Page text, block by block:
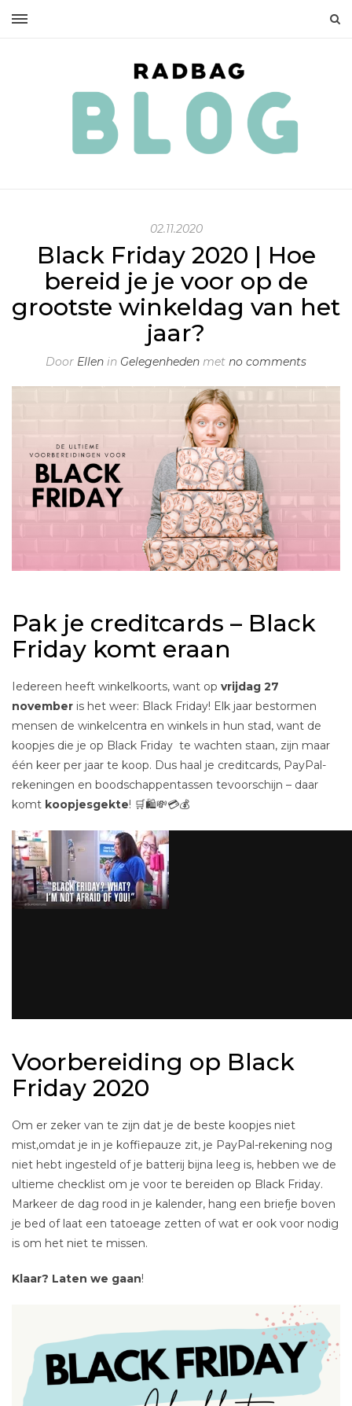
02.11.2020
Black Friday 2020 | Hoe
bereid je je voor op de
grootste winkeldag van het
jaar?
Door Ellen in Gelegenheden met no comments
Pak je creditcards – Black
Friday komt eraan
Iedereen heeft winkelkoorts, want op vrijdag 27
november is het weer: Black Friday! Elk jaar bestormen
mensen de winkelcentra en winkels in hun stad, want de
koopjes die je op Black Friday te wachten staan, zijn maar
één keer per jaar te koop. Dus haal je creditcards, PayPal-
rekeningen en boodschappentassen tevoorschijn – daar
komt koopjesgekte! 🛒🛍💸💳💰
Voorbereiding op Black
Friday 2020
Om er zeker van te zijn dat je de beste koopjes niet
mist,omdat je in je koffiepauze zit, je PayPal-rekening nog
niet hebt ingesteld of je batterij bijna leeg is, hebben we de
ultieme checklist om je voor te bereiden op Black Friday.
Markeer de dag rood in je kalender, hang een briefje boven
je bed of laat een tatoeage zetten of wat er ook voor nodig
is om het niet te missen.
Klaar? Laten we gaan!